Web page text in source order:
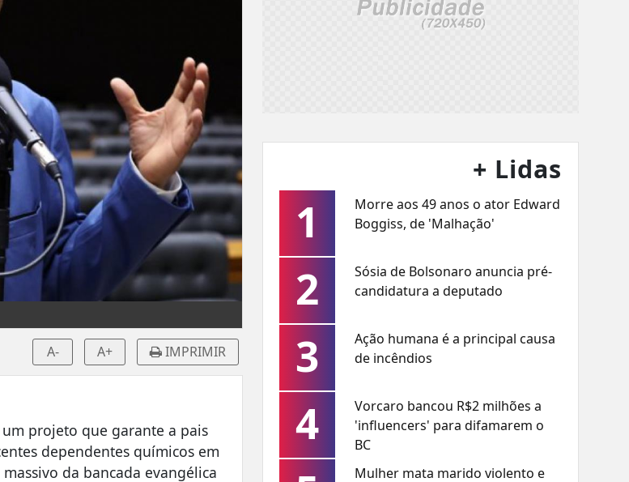
A- A+ IMPRIMIR
projeto que garante a pais
dependentes químicos em
da bancada evangélica
+ Lidas
1
Morre aos 49 anos o ator Edward
Boggiss, de 'Malhação'
2
Sósia de Bolsonaro anuncia pré-
candidatura a deputado
3
Ação humana é a principal causa
de incêndios
4
Vorcaro bancou R$2 milhões a
'influencers' para difamarem o
BC
Mulher mata marido violento e